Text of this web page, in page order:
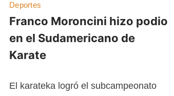
Deportes
Franco Moroncini hizo podio
en el Sudamericano de
Karate
El karateka logró el subcampeonato